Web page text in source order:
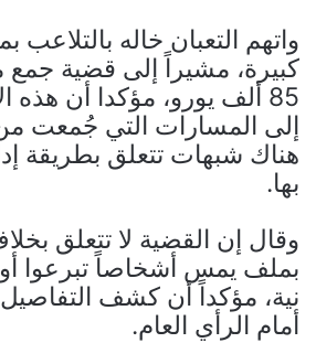
واتهم التعبان خاله بالتلاعب
كبيرة، مشيراً إلى قضية
85 ألف يورو، مؤكدا أن
إلى المسارات التي جُمعت من
هناك شبهات تتعلق بطريقة
بها.
وقال إن القضية لا تتعلق
بملف يمس أشخاصاً تبرعوا
نية، مؤكداً أن كشف
أمام الرأي العام.